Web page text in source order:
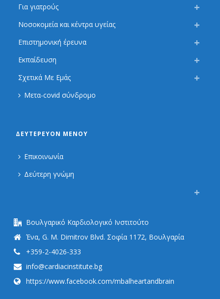
Για γιατρούς
Νοσοκομεία και κέντρα υγείας
Επιστημονική έρευνα
Εκπαίδευση
Σχετικά Με Εμάς
Μετα-covid σύνδρομο
ΔΕΥΤΕΡΕΎΟΝ ΜΕΝΟΎ
Επικοινωνία
Δεύτερη γνώμη
Βουλγαρικό Καρδιολογικό Ινστιτούτο
Ένα, G. M. Dimitrov Blvd. Σοφία 1172, Βουλγαρία
+359-2-4026-333
info@cardiacinstitute.bg
https://www.facebook.com/mbalheartandbrain